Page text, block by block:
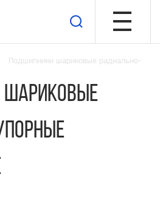
Подшипники шариковые радиально-